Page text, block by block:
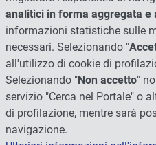
analitici in forma aggregata e
informazioni statistiche sulle
necessari. Selezionando "
all'utilizzo di cookie di
Selezionando "Non accetto"
servizio "Cerca nel Portale" o
di profilazione, mentre sarà
navigazione.